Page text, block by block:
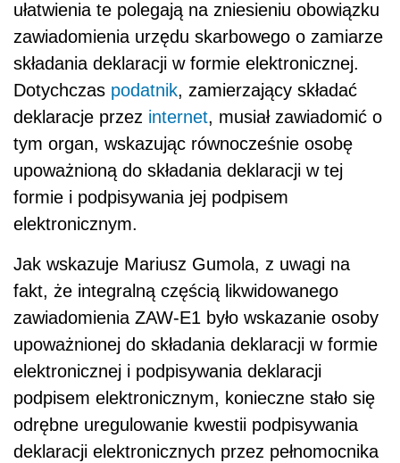
ułatwienia te polegają na zniesieniu obowiązku
zawiadomienia urzędu skarbowego o zamiarze
składania deklaracji w formie elektronicznej.
Dotychczas podatnik, zamierzający składać
deklaracje przez internet, musiał zawiadomić o
tym organ, wskazując równocześnie osobę
upoważnioną do składania deklaracji w tej
formie i podpisywania jej podpisem
elektronicznym.
Jak wskazuje Mariusz Gumola, z uwagi na
fakt, że integralną częścią likwidowanego
zawiadomienia ZAW-E1 było wskazanie osoby
upoważnionej do składania deklaracji w formie
elektronicznej i podpisywania deklaracji
podpisem elektronicznym, konieczne stało się
odrębne uregulowanie kwestii podpisywania
deklaracji elektronicznych przez pełnomocnika